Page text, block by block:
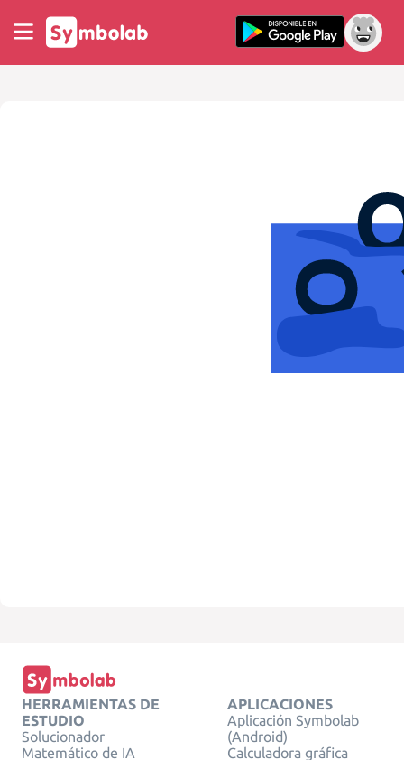
HERRAMIENTAS DE
ESTUDIO
Solucionador
Matemático de IA
APLICACIONES
Aplicación Symbolab
(Android)
Calculadora gráfica